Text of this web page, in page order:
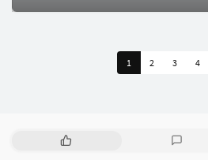
1 2 3 4
热